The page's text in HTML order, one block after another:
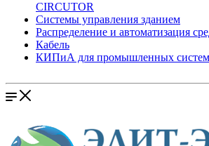
CIRCUTOR
Системы управления зданием
Распределение и автоматизация
Кабель
КИПиА для промышленных систем